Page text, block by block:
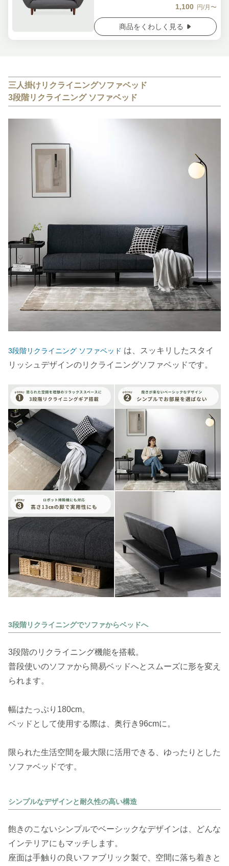
1,100 円/月〜
商品をくわしく見る
三人掛けリクライニングソファベッド
3段階リクライニング ソファベッド
3段階リクライニング ソファベッド は、スッキリしたスタイ
リッシュデザインのリクライニングソファベッドです。
3段階リクライニングでソファからベッドへ
3段階のリクライニング機能を搭載。
普段使いのソファから簡易ベッドへとスムーズに形を変え
られます。
幅はたっぷり180cm。
ベッドとして使用する際は、奥行き96cmに。
限られた生活空間を最大限に活用できる、ゆったりとした
ソファベッドです。
シンプルなデザインと耐久性の高い構造
飽きのこないシンプルでベーシックなデザインは、どんな
インテリアにもマッチします。
座面は手触りの良いファブリック製で、空間に落ち着きと